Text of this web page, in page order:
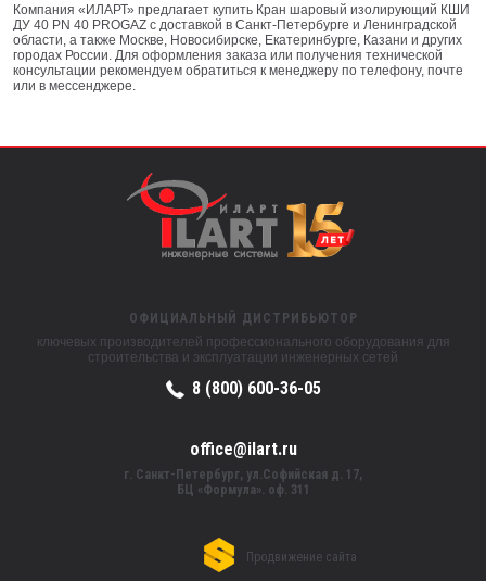
Компания «ИЛАРТ» предлагает купить Кран шаровый изолирующий КШИ
ДУ 40 PN 40 PROGAZ с доставкой в Санкт-Петербурге и Ленинградской
области, а также Москве, Новосибирске, Екатеринбурге, Казани и других
городах России. Для оформления заказа или получения технической
консультации рекомендуем обратиться к менеджеру по телефону, почте
или в мессенджере.
ОФИЦИАЛЬНЫЙ ДИСТРИБЬЮТОР
ключевых производителей профессионального оборудования для
строительства и эксплуатации инженерных сетей
8 (800) 600-36-05
office@ilart.ru
г. Санкт-Петербург, ул.Софийская д. 17,
БЦ «Формула». оф. 311
Продвижение сайта